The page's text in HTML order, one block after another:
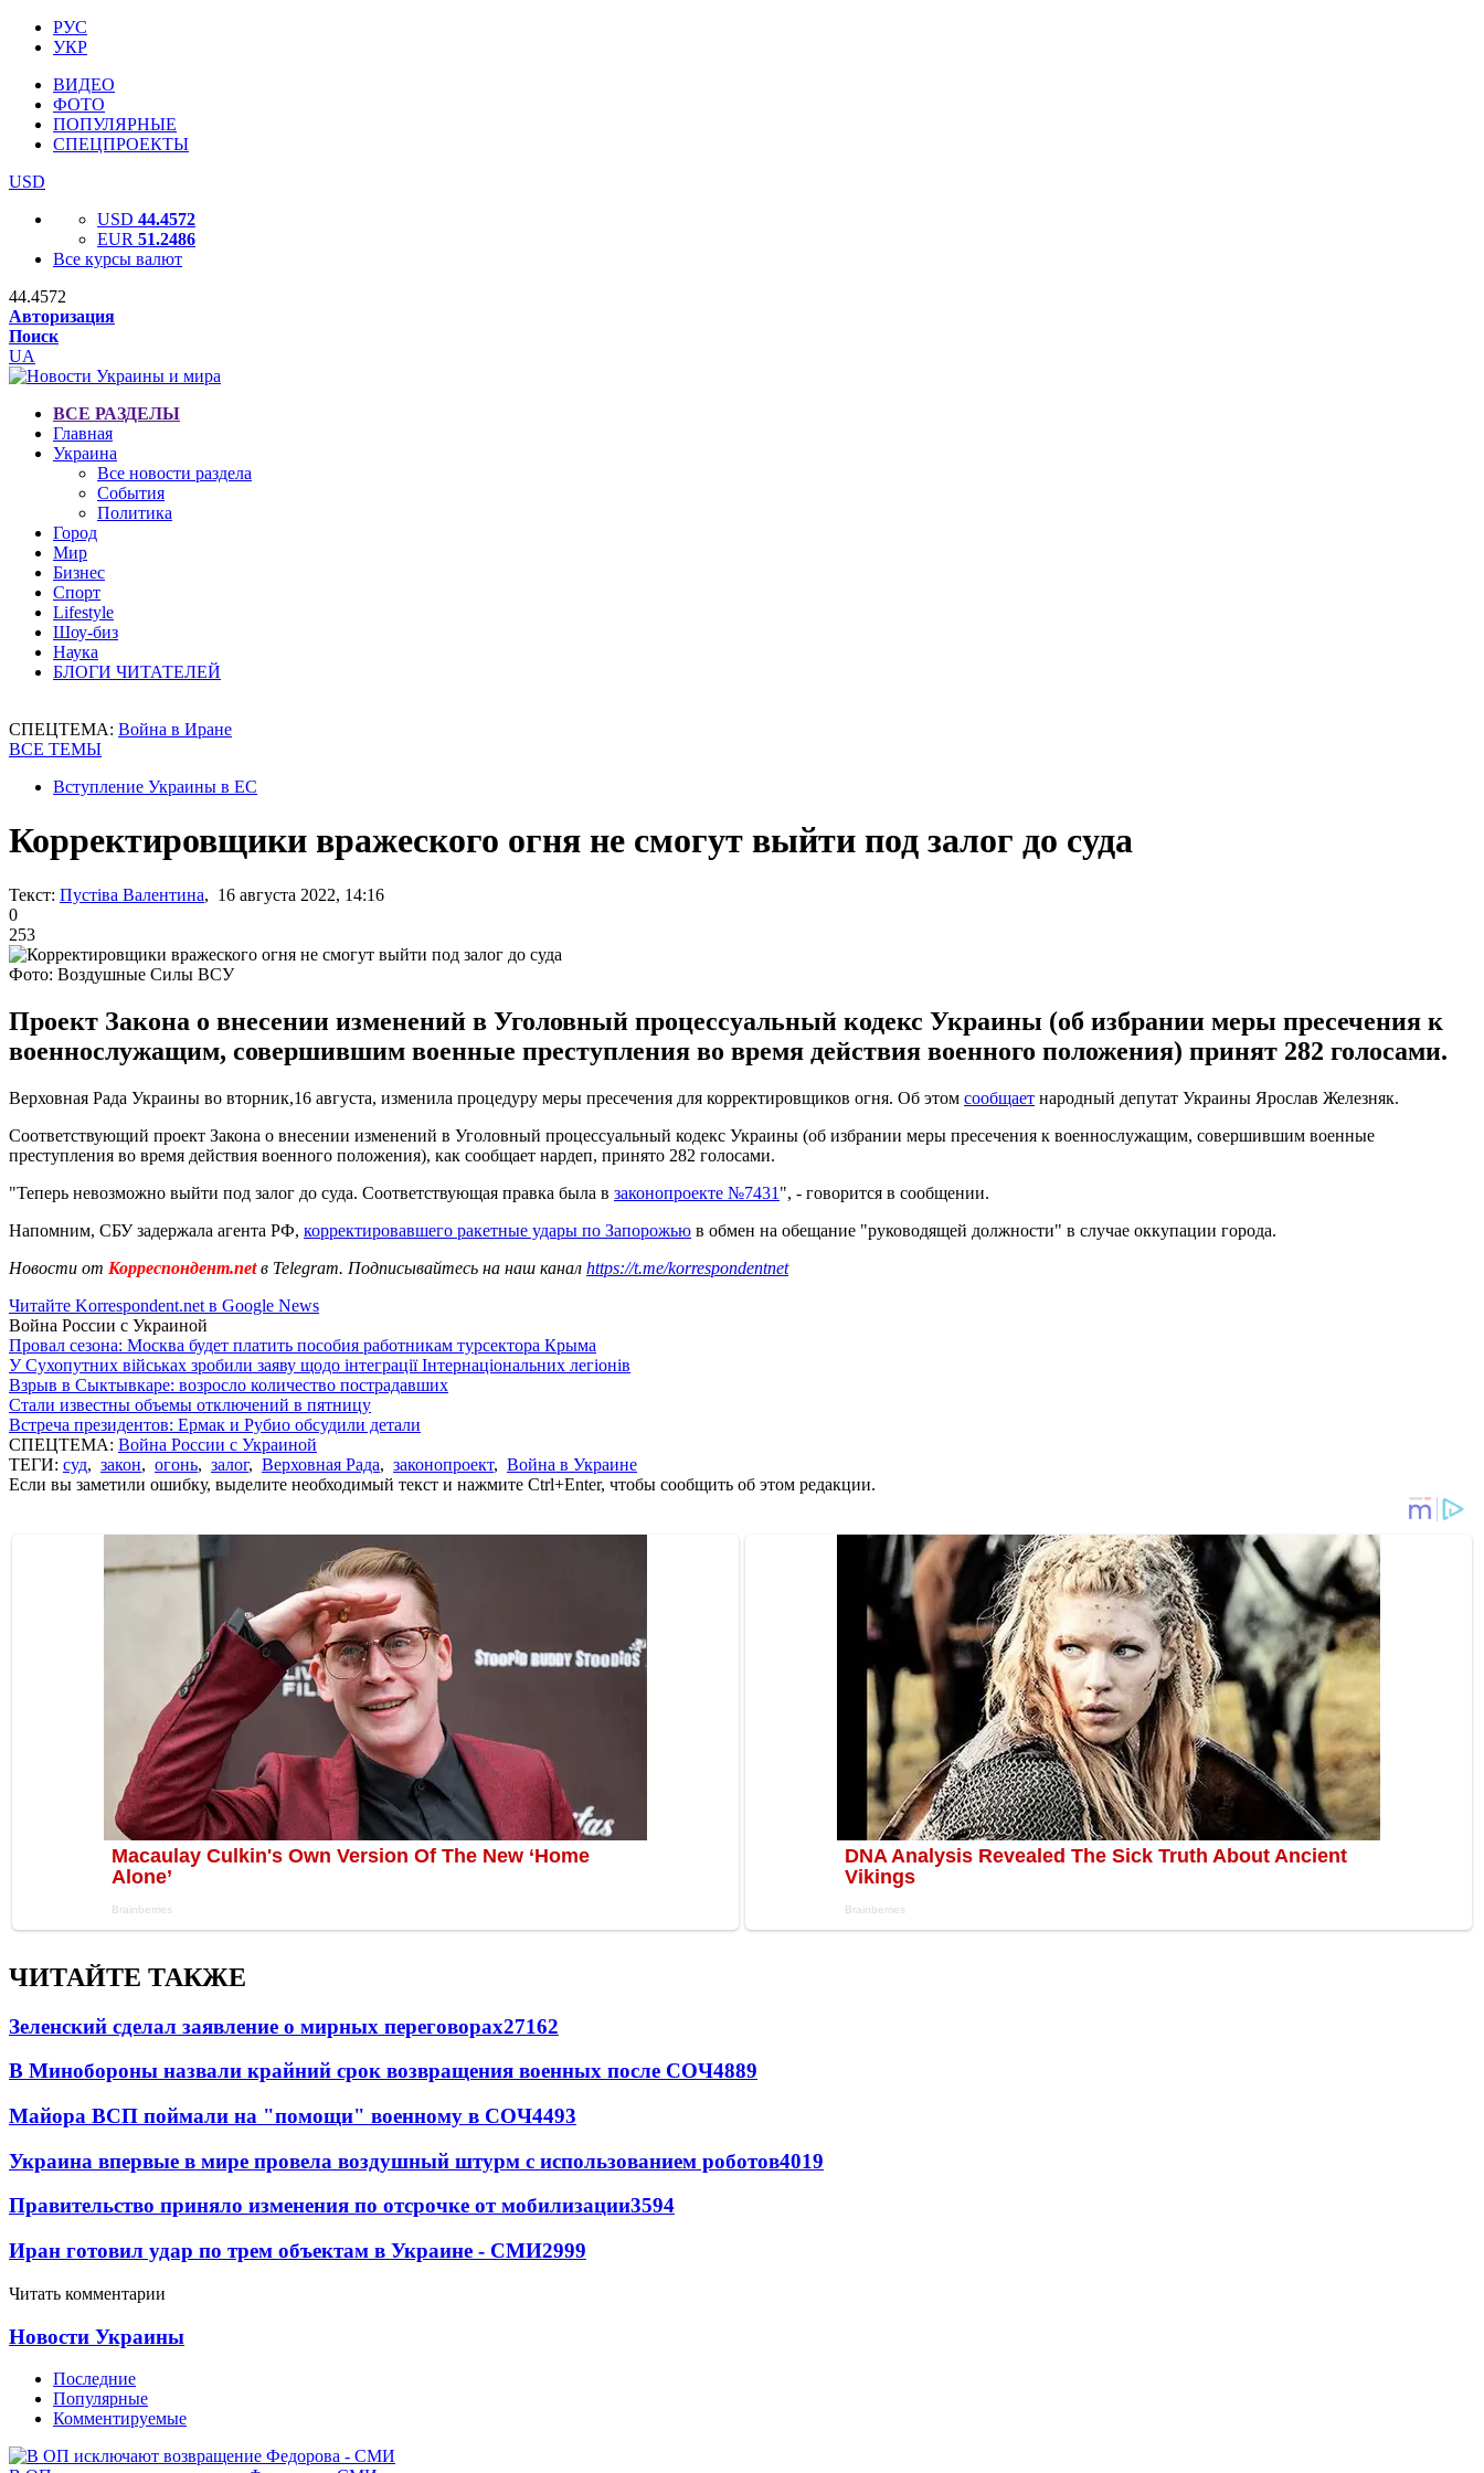
РУС
УКР
ВИДЕО
ФОТО
ПОПУЛЯРНЫЕ
СПЕЦПРОЕКТЫ
USD
USD 44.4572
EUR 51.2486
Все курсы валют
44.4572
Авторизация
Поиск
UA
ВСЕ РАЗДЕЛЫ
Главная
Украина
Все новости раздела
События
Политика
Город
Мир
Бизнес
Спорт
Lifestyle
Шоу-биз
Наука
БЛОГИ ЧИТАТЕЛЕЙ
СПЕЦТЕМА: Война в Иране
ВСЕ ТЕМЫ
Вступление Украины в ЕС
Корректировщики вражеского огня не смогут выйти под залог до суда
Текст: Пустіва Валентина, 16 августа 2022, 14:16
0
253
Фото: Воздушные Силы ВСУ
Проект Закона о внесении изменений в Уголовный процессуальный кодекс Украины (об избрании меры пресечения к
военнослужащим, совершившим военные преступления во время действия военного положения) принят 282 голосами.
Верховная Рада Украины во вторник,16 августа, изменила процедуру меры пресечения для корректировщиков огня. Об этом сообщает народный депутат Украины Ярослав Железняк.
Соответствующий проект Закона о внесении изменений в Уголовный процессуальный кодекс Украины (об избрании меры пресечения к военнослужащим, совершившим военные
преступления во время действия военного положения), как сообщает нардеп, принято 282 голосами.
"Теперь невозможно выйти под залог до суда. Соответствующая правка была в законопроекте №7431 ", - говорится в сообщении.
Напомним, СБУ задержала агента РФ, корректировавшего ракетные удары по Запорожью в обмен на обещание "руководящей должности" в случае оккупации города.
Новости от Корреспондент.netв Telegram. Подписывайтесь на наш канал https://t.me/korrespondentnet
Читайте Korrespondent.net в Google News
Война России с Украиной
Провал сезона: Москва будет платить пособия работникам турсектора Крыма
У Сухопутних військах зробили заяву щодо інтеграції Інтернаціональних легіонів
Взрыв в Сыктывкаре: возросло количество пострадавших
Стали известны объемы отключений в пятницу
Встреча президентов: Ермак и Рубио обсудили детали
СПЕЦТЕМА: Война России с Украиной
ТЕГИ: суд, закон, огонь, залог, Верховная Рада, законопроект, Война в Украине
Если вы заметили ошибку, выделите необходимый текст и нажмите Ctrl+Enter, чтобы сообщить об этом редакции.
ЧИТАЙТЕ ТАКЖЕ
Зеленский сделал заявление о мирных переговорах27162
В Минобороны назвали крайний срок возвращения военных после СОЧ4889
Майора ВСП поймали на "помощи" военному в СОЧ4493
Украина впервые в мире провела воздушный штурм с использованием роботов4019
Правительство приняло изменения по отсрочке от мобилизации3594
Иран готовил удар по трем объектам в Украине - СМИ2999
Читать комментарии
Новости Украины
Последние
Популярные
Комментируемые